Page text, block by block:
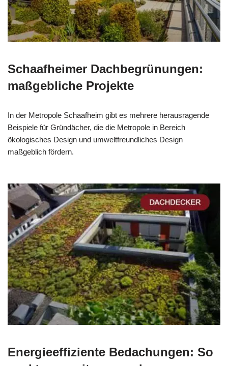
Schaafheimer Dachbegrünungen:
maßgebliche Projekte
In der Metropole Schaafheim gibt es mehrere herausragende
Beispiele für Gründächer, die die Metropole in Bereich
ökologisches Design und umweltfreundliches Design
maßgeblich fördern.
Energieeffiziente Bedachungen: So